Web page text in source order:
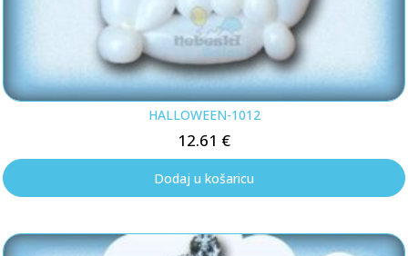
HALLOWEEN-1012
12.61 €
Dodaj u košaricu